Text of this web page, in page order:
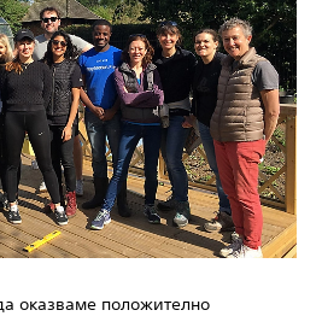
оказваме положително